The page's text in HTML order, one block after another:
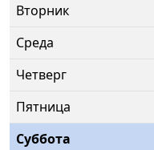
Вторник
Среда
Четверг
Пятница
Суббота